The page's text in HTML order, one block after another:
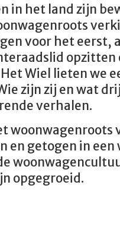
in het land zijn
voor het eerst,
opzitten
Wiel lieten we
zijn zij en wat
verhalen.
woonwagenroots
en getogen in
opgegroeid.